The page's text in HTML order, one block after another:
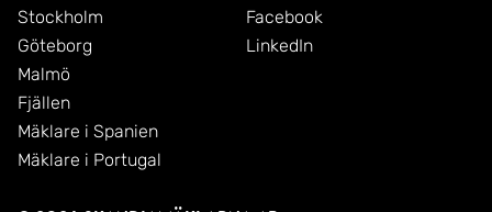
Stockholm
Göteborg
Malmö
Fjällen
Mäklare i Spanien
Mäklare i Portugal
Facebook
LinkedIn